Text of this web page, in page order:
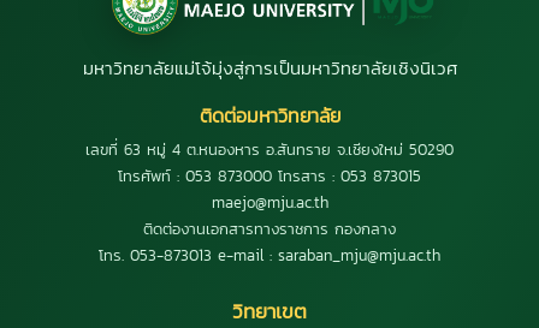
มหาวิทยาลัยแม่โจ้มุ่งสู่การเป็นมหาวิทยาลัยเชิงนิเวศ
ติดต่อมหาวิทยาลัย
เลขที่ 63 หมู่ 4 ต.หนองหาร อ.สันทราย จ.เชียงใหม่ 50290
โทรศัพท์ : 053 873000 โทรสาร : 053 873015
maejo@mju.ac.th
ติดต่องานเอกสารทางราชการ กองกลาง
โทร. 053-873013 e-mail : saraban_mju@mju.ac.th
วิทยาเขต